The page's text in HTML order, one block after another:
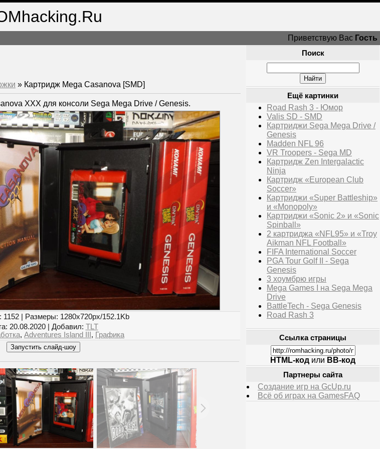
Приветствую Вас Гость
» Картридж Mega Casanova [SMD]
XXX для консоли Sega Mega Drive / Genesis.
: 1152 | Размеры: 1280x720px/152.1Kb
: 20.08.2020 | Добавил: TLT
, Adventures Island III , Графика
Поиск
Ещё картинки
Road Rash 3 - Юмор
Valis SD - SMD
Картриджи Sega Mega Drive /
Genesis
Madden NFL 96
VR Troopers - Sega MD
Картридж Zen Intergalactic
Ninja
Картридж «European Club
Soccer»
Картриджи «Super Battleship»
и «Monopoly»
Картриджи «Sonic 2» и «Sonic
Spinball»
2 картриджа «NFL95» и «Troy
Aikman NFL Football»
FIFA International Soccer
PGA Tour Golf II - Sega
Genesis
3 хоумбрю игры
Mega Games I на Sega Mega
Drive
BattleTech - Sega Genesis
Road Rash 3
Ссылка страницы
HTML-код или BB-код
Партнеры сайта
Создание игр на GcUp.ru
Всё об играх на GamesFAQ